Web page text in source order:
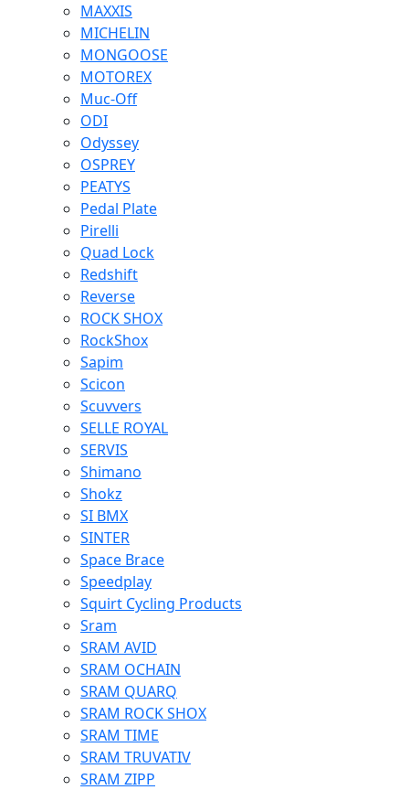
MAXXIS
MICHELIN
MONGOOSE
MOTOREX
Muc-Off
ODI
Odyssey
OSPREY
PEATYS
Pedal Plate
Pirelli
Quad Lock
Redshift
Reverse
ROCK SHOX
RockShox
Sapim
Scicon
Scuvvers
SELLE ROYAL
SERVIS
Shimano
Shokz
SI BMX
SINTER
Space Brace
Speedplay
Squirt Cycling Products
Sram
SRAM AVID
SRAM OCHAIN
SRAM QUARQ
SRAM ROCK SHOX
SRAM TIME
SRAM TRUVATIV
SRAM ZIPP